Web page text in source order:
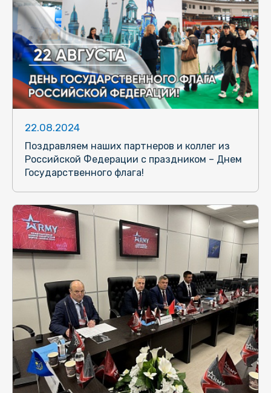
22.08.2024
Поздравляем наших партнеров и коллег из
Российской Федерации с праздником – Днем
Государственного флага!